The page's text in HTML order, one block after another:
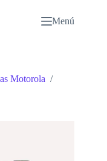
Menú
Motorola /